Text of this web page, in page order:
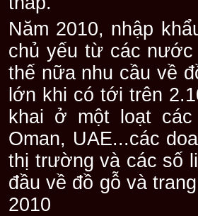
Năm 2010, nhập
chủ yếu từ các
thế nữa nhu cầu về
lớn khi có tới trên
khai ở một loạt
Oman, UAE...các
thị trường và các số
đầu về đồ gỗ và
2010